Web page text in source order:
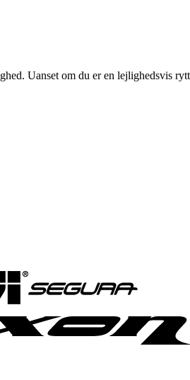
Uanset om du er en lejlighedsvis